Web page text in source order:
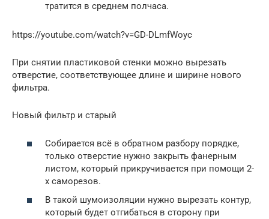
тратится в среднем полчаса.
https://youtube.com/watch?v=GD-DLmfWoyc
При снятии пластиковой стенки можно вырезать
отверстие, соответствующее длине и ширине нового
фильтра.
Новый фильтр и старый
Собирается всё в обратном разбору порядке,
только отверстие нужно закрыть фанерным
листом, который прикручивается при помощи 2-
х саморезов.
В такой шумоизоляции нужно вырезать контур,
который будет отгибаться в сторону при